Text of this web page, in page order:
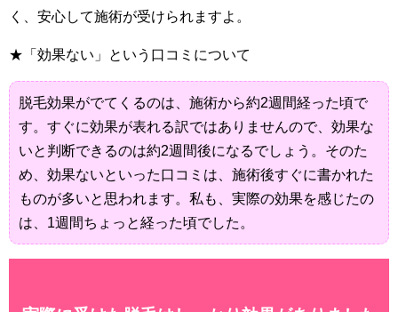
く、安心して施術が受けられますよ。
★「効果ない」という口コミについて
脱毛効果がでてくるのは、施術から約2週間経った頃で
す。すぐに効果が表れる訳ではありませんので、効果な
いと判断できるのは約2週間後になるでしょう。そのた
め、効果ないといった口コミは、施術後すぐに書かれた
ものが多いと思われます。私も、実際の効果を感じたの
は、1週間ちょっと経った頃でした。